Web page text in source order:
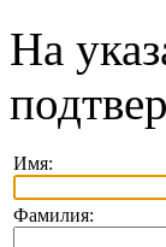
На
Имя:
Фамилия: